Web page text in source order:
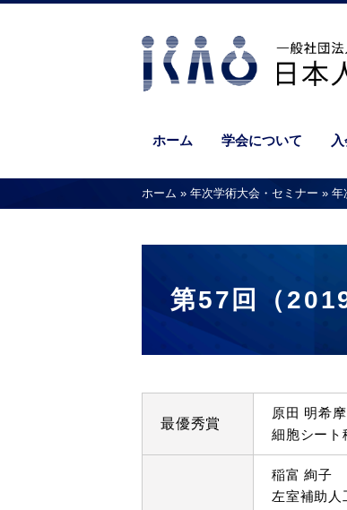
ホーム 学会について
ホーム » 年次学術大会・セミナー » 年
第57回（
最優秀賞
原田 明希摩
細胞シート
稲富 絢子
左室補助